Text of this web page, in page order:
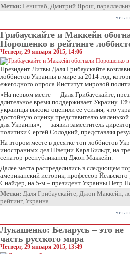
Метки: Генштаб, Дмитрий Ярош,
Грибаускайте и Маккейн
Порошенко в рейтинге
Четверг, 29 января 2015, 14:06
Президент Литвы Даля Грибаускайте
лоббистов Украины в мире за 2014 год,
ежегодного опроса Институт мировой
«На первом месте — Даля Грибаускайте,
длительное время поддерживает Украину. Ей
украинцы высоко оценили ее усилия, что
достойную оценку представителю
для Украины», — заявил заместитель
политики Сергей Солодкий, представляя
На втором месте в десятке топ-лоббистов
иностранных дел Швеции Карл Бильдт, на
сенатор-республиканец Джон Маккейн.
Далее места распределились в следующем
американский историк, профессор
Снайдер, на 5-м – президент Украины Петр
Метки: Даля Грибаускайте, Джон Маккейн,
рейтинг, Украина
Лукашенко: Беларусь – это не
часть русского мира
Четверг, 29 января 2015, 13:49